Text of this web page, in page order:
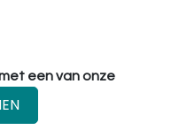
een van onze